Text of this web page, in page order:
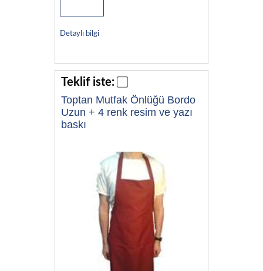
Detaylı bilgi
Teklif iste:
Toptan Mutfak Önlüğü Bordo
Uzun + 4 renk resim ve yazı
baskı